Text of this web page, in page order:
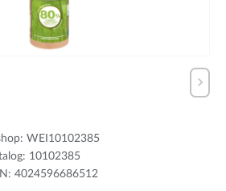
WEI10102385
10102385
4024596686512